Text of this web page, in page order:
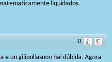
liquidados.
0
e un gilipollasnon hai dúbida. Agora